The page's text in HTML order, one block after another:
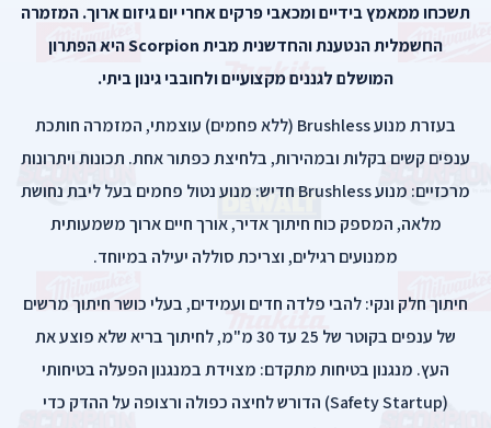
תשכחו ממאמץ בידיים ומכאבי פרקים אחרי יום גיזום ארוך. המזמרה
החשמלית הנטענת והחדשנית מבית Scorpion היא הפתרון
המושלם לגננים מקצועיים ולחובבי גינון ביתי.
בעזרת מנוע Brushless (ללא פחמים) עוצמתי, המזמרה חותכת
ענפים קשים בקלות ובמהירות, בלחיצת כפתור אחת. תכונות ויתרונות
מרכזיים: מנוע Brushless חדיש: מנוע נטול פחמים בעל ליבת נחושת
מלאה, המספק כוח חיתוך אדיר, אורך חיים ארוך משמעותית
ממנועים רגילים, וצריכת סוללה יעילה במיוחד.
חיתוך חלק ונקי: להבי פלדה חדים ועמידים, בעלי כושר חיתוך מרשים
של ענפים בקוטר של 25 עד 30 מ"מ, לחיתוך בריא שלא פוצע את
העץ. מנגנון בטיחות מתקדם: מצוידת במנגנון הפעלה בטיחותי
(Safety Startup) הדורש לחיצה כפולה ורצופה על ההדק כדי